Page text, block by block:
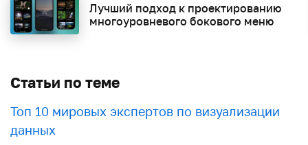
Лучший подход к проектированию
многоуровневого бокового меню
Статьи по теме
Топ 10 мировых экспертов по визуализации
данных